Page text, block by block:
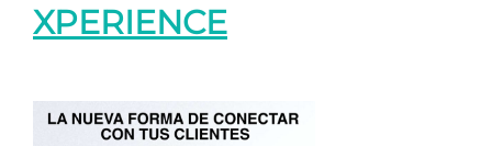
XPERIENCE